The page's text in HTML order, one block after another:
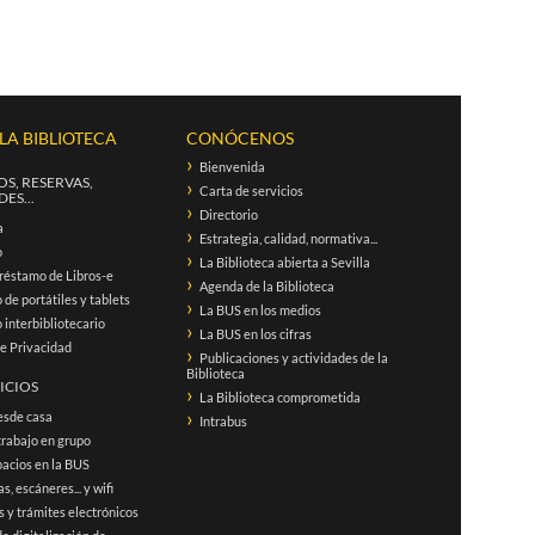
BIBLIOTECA
RESERVAS,
de Libros-e
de portátiles y tablets
interbibliotecario
Privacidad
casa
en grupo
en la BUS
escáneres... y wifi
y trámites electrónicos
CONÓCENOS
Bienvenida
Carta de servicios
Directorio
Estrategia, calidad, normativa...
La Biblioteca abierta a Sevilla
Agenda de la Biblioteca
La BUS en los medios
La BUS en los cifras
Publicaciones y actividades de la
Biblioteca
La Biblioteca comprometida
Intrabus